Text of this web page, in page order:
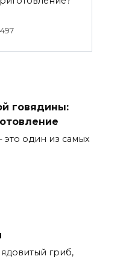
497
говядины:
один из самых
гриб,